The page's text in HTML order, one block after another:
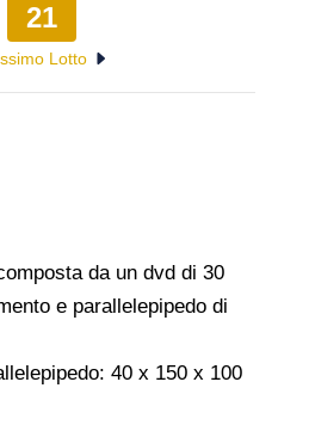
21
Lotto
da un dvd di 30
e parallelepipedo di
40 x 150 x 100